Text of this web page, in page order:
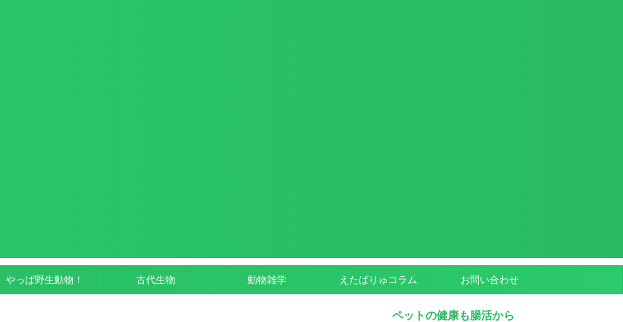
やっぱ野生動物！ 古代生物 動物雑学 えたばりゅコラム お問い合わせ
ペットの健康も腸活から